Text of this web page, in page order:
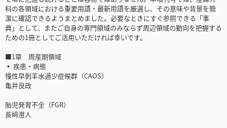
科の各領域における重要用語・最新用語を厳選し、その意味や背景を簡
潔に確認できるようまとめました。必要なときにすぐ参照できる「事
典」として、またご自身の専門領域のみならず周辺領域の動向を把握する
ための1冊としてご活用いただければ幸いです。
■1章 周産期領域
▪ 疾患・病態
慢性早剝羊水過少症候群（CAOS）
亀井良政
胎児発育不全（FGR）
長﨑澄人